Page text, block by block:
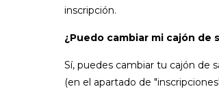
inscripción.
¿Puedo cambiar mi cajón de
Sí, puedes cambiar tu cajón de
(en el apartado de